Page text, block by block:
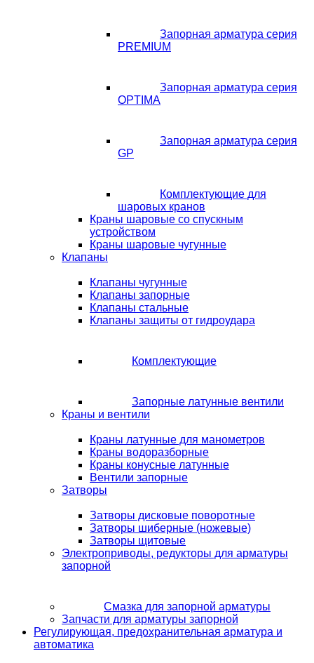
Запорная арматура серия
PREMIUM
Запорная арматура серия
OPTIMA
Запорная арматура серия
GP
Комплектующие для
шаровых кранов
Краны шаровые со спускным
устройством
Краны шаровые чугунные
Клапаны
Клапаны чугунные
Клапаны запорные
Клапаны стальные
Клапаны защиты от гидроудара
Комплектующие
Запорные латунные вентили
Краны и вентили
Краны латунные для манометров
Краны водоразборные
Краны конусные латунные
Вентили запорные
Затворы
Затворы дисковые поворотные
Затворы шиберные (ножевые)
Затворы щитовые
Электроприводы, редукторы для арматуры
запорной
Смазка для запорной арматуры
Запчасти для арматуры запорной
Регулирующая, предохранительная арматура и
автоматика